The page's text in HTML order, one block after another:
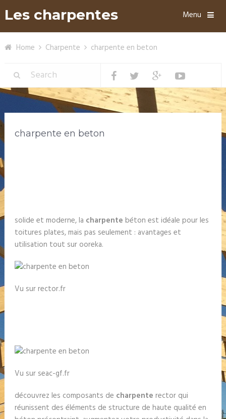
Les charpentes Menu
Home Charpente charpente en beton
charpente en beton
solide et moderne, la charpente béton est idéale pour les
toitures plates, mais pas seulement : avantages et
utilisation tout sur ooreka.
Vu sur rector.fr
Vu sur seac-gf.fr
découvrez les composants de charpente rector qui
réunissent des éléments de structure de haute qualité en